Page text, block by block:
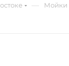
— Мойки